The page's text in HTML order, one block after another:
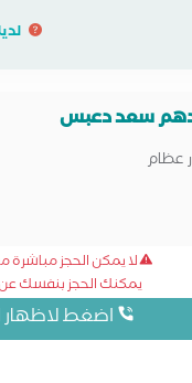
سعد دعبس
عظام
لا يمكن الحجز
يمكنك الحجز بنفسك عن
اضغط لاظهار